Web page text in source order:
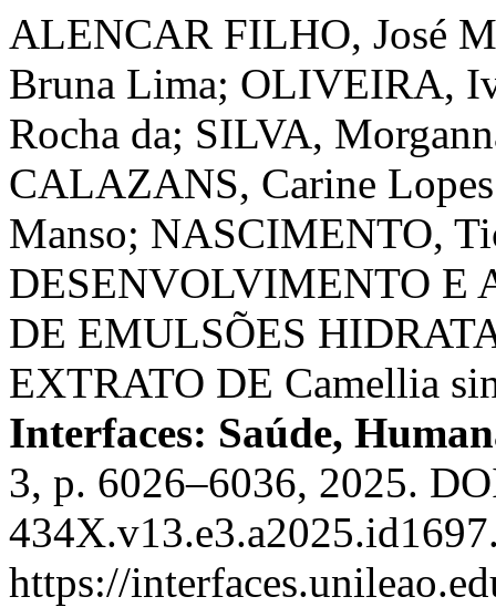
ALENCAR FILHO, José
Bruna Lima; OLIVEIRA,
Rocha da; SILVA,
CALAZANS, Carine
Manso; NASCIMENTO,
DESENVOLVIMENTO E
DE EMULSÕES
EXTRATO DE Camellia
Interfaces: Saúde,
3, p. 6026–6036, 2025.
https://